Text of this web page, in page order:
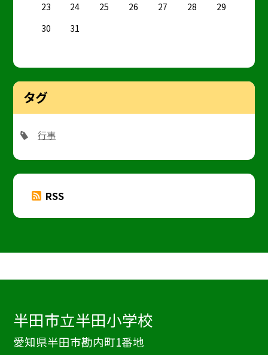
23
24 25 26 27 28
29
30
31
タグ
行事
RSS
半田市立半田小学校
愛知県半田市勘内町1番地